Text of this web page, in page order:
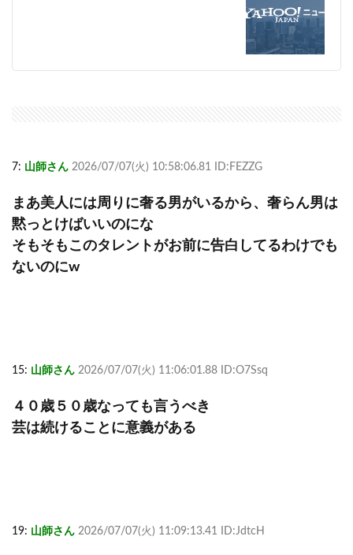
7: 山師さん 2026/07/07(火) 10:58:06.81 ID:FEZZG
まあ美人には周りに奢る男がいるから、奢らん男は
黙っとけばいいのにな
そもそもこのタレントがお前に告白してるわけでも
ないのにw
15: 山師さん 2026/07/07(火) 11:06:01.88 ID:O7Ssq
４０歳５０歳なっても言うべき
芸は続けることに意義がある
19: 山師さん 2026/07/07(火) 11:09:13.41 ID:JdtcH